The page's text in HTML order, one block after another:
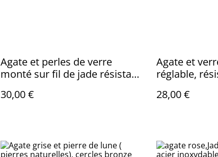
Agate et perles de verre
monté sur fil de jade résistant
d'extension en acier
30,00 €
Agate et
réglable,
28,00 €